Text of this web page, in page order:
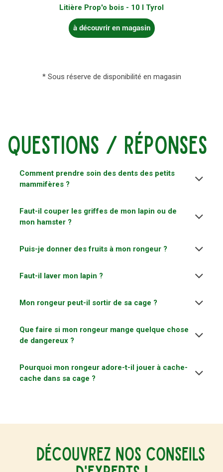
Litière Prop'o bois - 10 l Tyrol
à découvrir en magasin
* Sous réserve de disponibilité en magasin
questions / réponses
Comment prendre soin des dents des petits
Faut-il couper les griffes de mon lapin ou de
Que faire si mon rongeur mange quelque chose
Pourquoi mon rongeur adore-t-il jouer à cache-
Découvrez nos conseils